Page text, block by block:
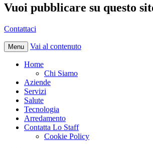
Vuoi pubblicare su questo
Contattaci
Menu Vai al contenuto
Home
Chi Siamo
Aziende
Servizi
Salute
Tecnologia
Arredamento
Contatta Lo Staff
Cookie Policy